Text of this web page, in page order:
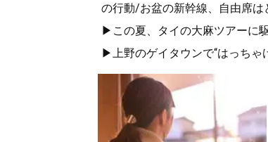
の行動/お盆の新幹線、自由席は
▶この夏、タイの大麻ツアーに
▶上野のゲイタウンで“はっちゃ